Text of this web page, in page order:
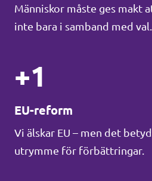
Människor måste ges makt
inte bara i samband med val.
+1
EU-reform
Vi älskar EU – men det
utrymme för förbättringar.